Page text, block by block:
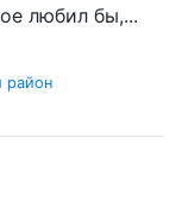
любил бы,...
район